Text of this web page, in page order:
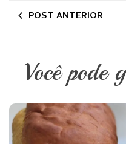
POST ANTERIOR
Você pode